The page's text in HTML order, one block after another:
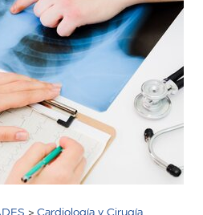
> Cardiología y Cirugía